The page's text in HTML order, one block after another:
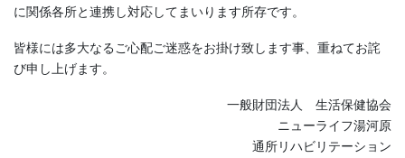
に関係各所と連携し対応してまいります所存です。
皆様には多大なるご心配ご迷惑をお掛け致します事、重ねてお詫
び申し上げます。
一般財団法人 生活保健協会
ニューライフ湯河原
通所リハビリテーション